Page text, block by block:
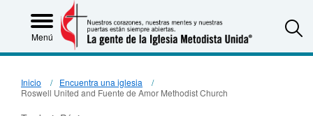
Menú
Inicio
Encuentra una iglesia
Roswell United and Fuente de Amor Methodist Church